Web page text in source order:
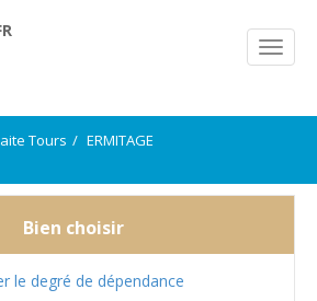
Tours ERMITAGE
Bien choisir
le degré de dépendance